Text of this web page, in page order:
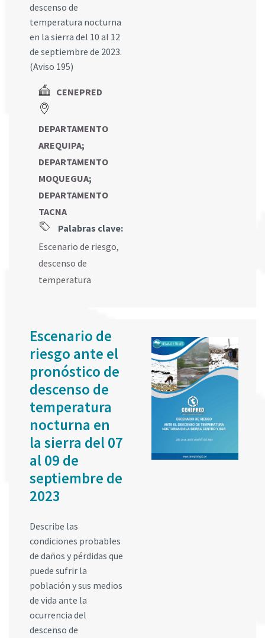
descenso de
temperatura nocturna
en la sierra del 10 al 12
de septiembre de 2023.
(Aviso 195)
CENEPRED
DEPARTAMENTO
AREQUIPA;
DEPARTAMENTO
MOQUEGUA;
DEPARTAMENTO
TACNA
Palabras clave:
Escenario de riesgo,
descenso de
temperatura
Escenario de
riesgo ante el
pronóstico de
descenso de
temperatura
nocturna en
la sierra del 07
al 09 de
septiembre de
2023
Describe las
condiciones probables
de daños y pérdidas que
puede sufrir la
población y sus medios
de vida ante la
ocurrencia del
descenso de